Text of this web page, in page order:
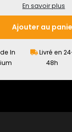
En savoir plus
Ajouter au
In
Livré en
48h